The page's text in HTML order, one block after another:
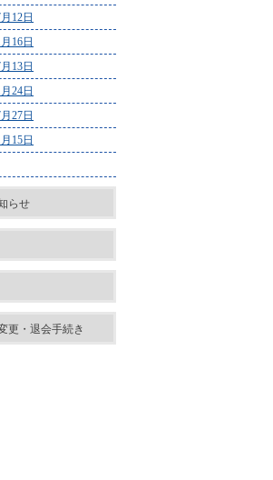
12日
16日
13日
24日
27日
15日
らせ
更・退会手続き